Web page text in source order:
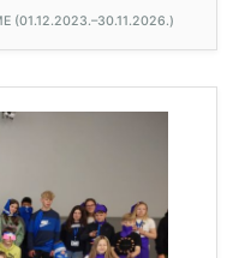
(01.12.2023.–30.11.2026.)